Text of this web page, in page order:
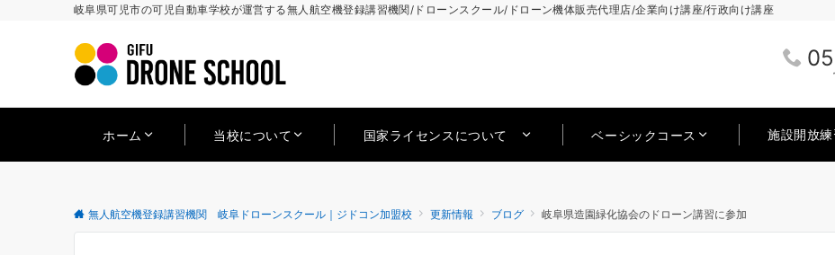
岐阜県可児市の可児自動車学校が運営する無人航空機登録講習機関/ドローンスクール/ドローン機体販売代理店/企業向け講座/行政向け講座
ホーム 当校について 国家ライセンスについて ベーシックコース 施設開放練
無人航空機登録講習機関 岐阜ドローンスクール｜ジドコン加盟校 更新情報 ブログ 岐阜県造園緑化協会のドローン講習に参加